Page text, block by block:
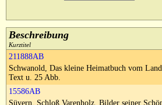
Über uns
AGB
Widerruf
Datenschutz
Beschreibung
Kurztitel
211888AB
Schwanold, Das kleine Heimatbuch vom
Text u. 25 Abb.
15586AB
Süvern, Schloß Varenholz. Bilder seiner